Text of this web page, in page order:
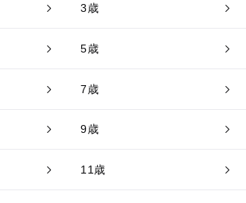
3歳
5歳
7歳
9歳
11歳